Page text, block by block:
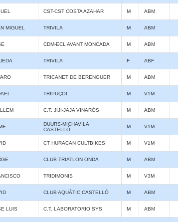
CST-CST COSTA AZAHAR M ABM
MIGUEL TRIVILA M ABM
CDM-ECL AVANT MONCADA M ABM
TRIVILA F ABF
TRICANET DE BERENGUER M ABM
TRIPUÇOL M V1M
C.T. JIJI-JAJA VINARÒS M ABM
DUURS-MICHAVILA
CASTELLÓ
M V1M
CT HURACAN CULTBIKES M V1M
CLUB TRIATLON ONDA M ABM
TRIDIMONIS M V3M
CLUB AQUÁTIC CASTELLÓ M ABM
LUIS C.T. LABORATORIO SYS M ABM